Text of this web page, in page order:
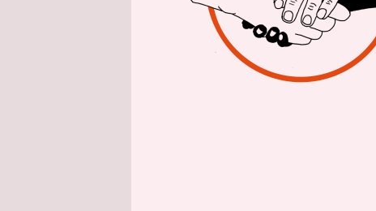
gemeinsam
Jahr holte
wissen wir
Die